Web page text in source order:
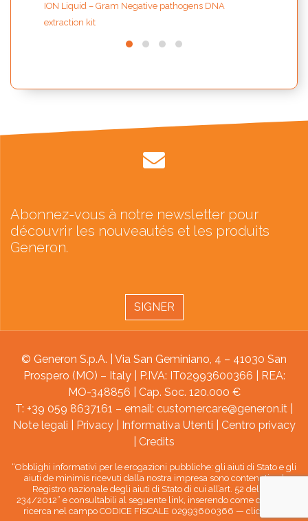
ION Liquid – Gram Negative pathogens DNA
extraction kit
Abonnez-vous à notre newsletter pour
découvrir les nouveautés et les produits
Generon.
SIGNER
© Generon S.p.A. | Via San Geminiano, 4 – 41030 San
Prospero (MO) – Italy | P.IVA: IT02993600366 | REA:
MO-348856 | Cap. Soc. 120.000 €
T: +39 059 8637161 – email: customercare@generon.it
Note legali
Privacy| Informativa Utenti
Centro privacy
Credits
“Obblighi informativi per le erogazioni pubbliche: gli aiuti di Stato e gli
aiuti de minimis ricevuti dalla nostra impresa sono contenuti nel
Registro nazionale degli aiuti di Stato di cui all’art. 52 della L.
234/2012” e consultabili al seguente link, inserendo come chiave di
ricerca nel campo CODICE FISCALE 02993600366 — clicca qui